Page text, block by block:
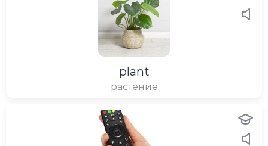
plant
растение